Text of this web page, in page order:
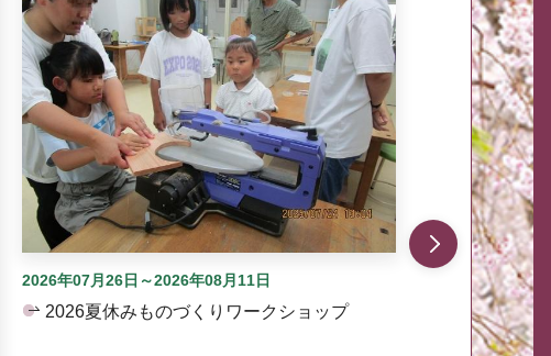
2026年07月26日～2026年08月11日
2026夏休みものづくりワークショップ